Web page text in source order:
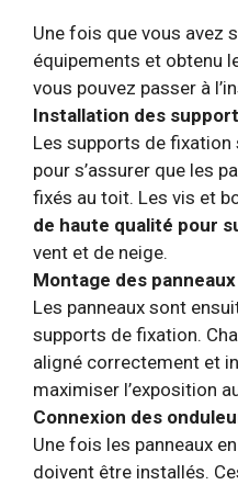
Une fois que vous avez
équipements et obtenu
vous pouvez passer à
Installation des
Les supports de
pour s’assurer que les
fixés au toit. Les vis et
de haute qualité pour
vent et de neige.
Montage des
Les panneaux sont
supports de fixation.
aligné correctement et
maximiser l’exposition
Connexion des
Une fois les panneaux
doivent être installés.